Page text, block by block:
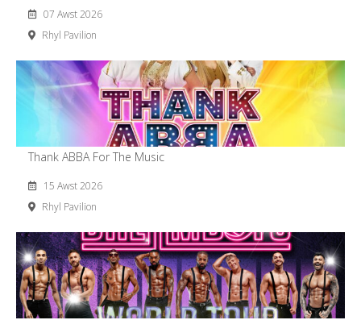
07 Awst 2026
Rhyl Pavilion
Thank ABBA For The Music
15 Awst 2026
Rhyl Pavilion